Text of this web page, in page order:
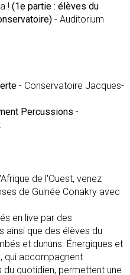
! (1e partie : élèves du
- Auditorium
- Conservatoire Jacques-
Percussions -
de l'Ouest, venez
de Guinée Conakry avec
en live par des
ainsi que des élèves du
et dununs. Énergiques et
qui accompagnent
quotidien, permettent une